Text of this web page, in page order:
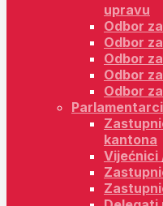
upravu
Odbor
Odbor
Odbor
Odbor
Odbor
Parlamentarci
kantona
Vijećnici